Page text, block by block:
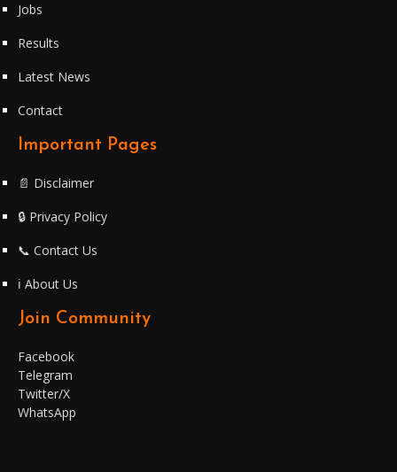
Jobs
Results
Latest News
Contact
Important Pages
📄 Disclaimer
🔒 Privacy Policy
📞 Contact Us
ℹ️ About Us
Join Community
Facebook
Telegram
Twitter/X
WhatsApp